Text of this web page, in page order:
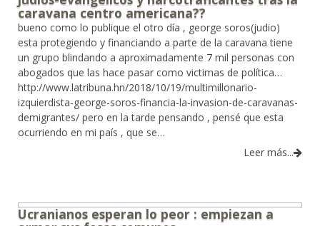
caravana centro americana??
bueno como lo publique el otro día , george soros(judio)
esta protegiendo y financiando a parte de la caravana tiene
un grupo blindando a aproximadamente 7 mil personas con
abogados que las hace pasar como victimas de política…
http://www.latribuna.hn/2018/10/19/multimillonario-
izquierdista-george-soros-financia-la-invasion-de-caravanas-
demigrantes/ pero en la tarde pensando , pensé que esta
ocurriendo en mi país , que se…
Leer más...
Ucranianos esperan lo peor : empiezan a